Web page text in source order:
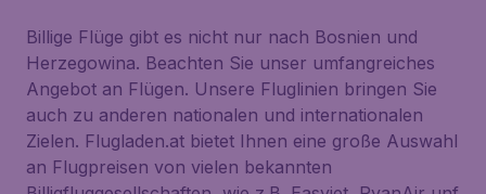
Billige Flüge gibt es nicht nur nach Bosnien und
Herzegowina. Beachten Sie unser umfangreiches
Angebot an Flügen. Unsere Fluglinien bringen Sie
auch zu anderen nationalen und internationalen
Zielen. Flugladen.at bietet Ihnen eine große Auswahl
an Flugpreisen von vielen bekannten